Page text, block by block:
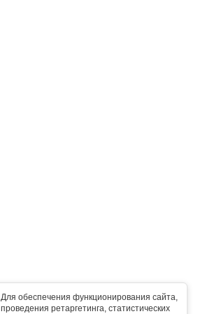
Для обеспечения функционирования сайта,
проведения ретаргетинга, статистических